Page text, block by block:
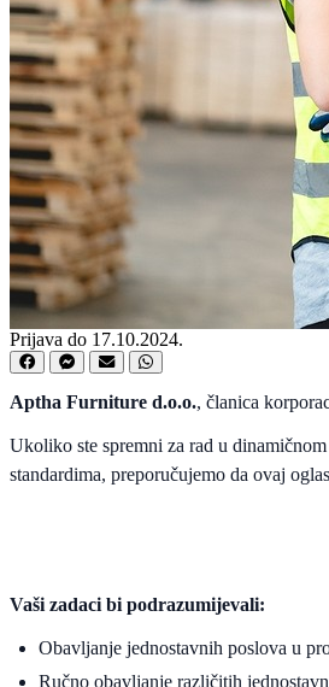
Prijava do 17.10.2024.
Aptha Furniture d.o.o., članica
Ukoliko ste spremni za rad u
standardima, preporučujemo da ovaj
Vaši zadaci bi podrazumijevali:
Obavljanje jednostavnih poslova u
Ručno obavljanje različitih